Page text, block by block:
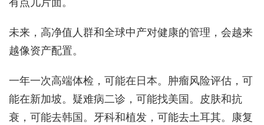
有点儿片面。
未来，高净值人群和全球中产对健康的管理，会越来
越像资产配置。
一年一次高端体检，可能在日本。肿瘤风险评估，可
能在新加坡。疑难病二诊，可能找美国。皮肤和抗
衰，可能去韩国。牙科和植发，可能去土耳其。康复